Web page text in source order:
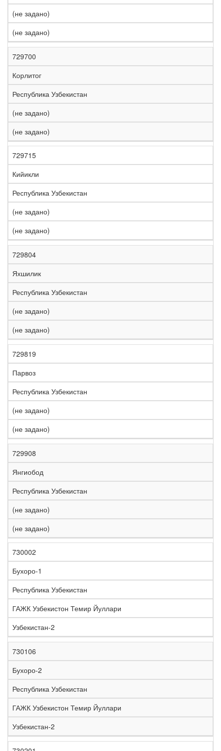
(не задано)
(не задано)
729700
Корлитог
Республика Узбекистан
(не задано)
(не задано)
729715
Кийикли
Республика Узбекистан
(не задано)
(не задано)
729804
Яхшилик
Республика Узбекистан
(не задано)
(не задано)
729819
Парвоз
Республика Узбекистан
(не задано)
(не задано)
729908
Янгиобод
Республика Узбекистан
(не задано)
(не задано)
730002
Бухоро-1
Республика Узбекистан
ГАЖК Узбекистон Темир Йуллари
Узбекистан-2
730106
Бухоро-2
Республика Узбекистан
ГАЖК Узбекистон Темир Йуллари
Узбекистан-2